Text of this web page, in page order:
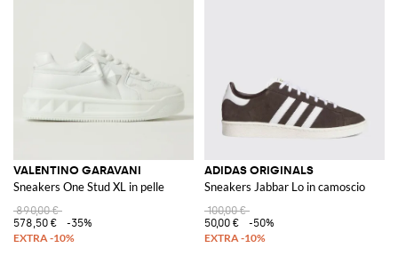
VALENTINO GARAVANI
Sneakers One Stud XL in pelle
890,00 €
578,50 €
-35%
ADIDAS ORIGINALS
Sneakers Jabbar Lo in camoscio
100,00 €
50,00 €
-50%